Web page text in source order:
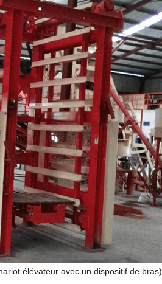
élévateur avec un dispositif de bras)